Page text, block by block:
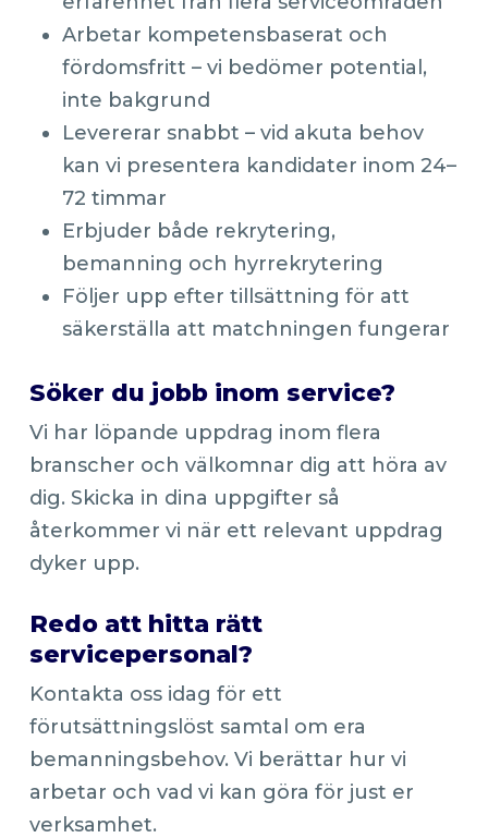
Arbetar kompetensbaserat och
fördomsfritt – vi bedömer potential,
inte bakgrund
Levererar snabbt – vid akuta behov
kan vi presentera kandidater inom 24–
72 timmar
Erbjuder både rekrytering,
bemanning och hyrrekrytering
Följer upp efter tillsättning för att
säkerställa att matchningen fungerar
Söker du jobb inom service?
Vi har löpande uppdrag inom flera
branscher och välkomnar dig att höra av
dig. Skicka in dina uppgifter så
återkommer vi när ett relevant uppdrag
dyker upp.
Redo att hitta rätt
servicepersonal?
Kontakta oss idag för ett
förutsättningslöst samtal om era
bemanningsbehov. Vi berättar hur vi
arbetar och vad vi kan göra för just er
verksamhet.